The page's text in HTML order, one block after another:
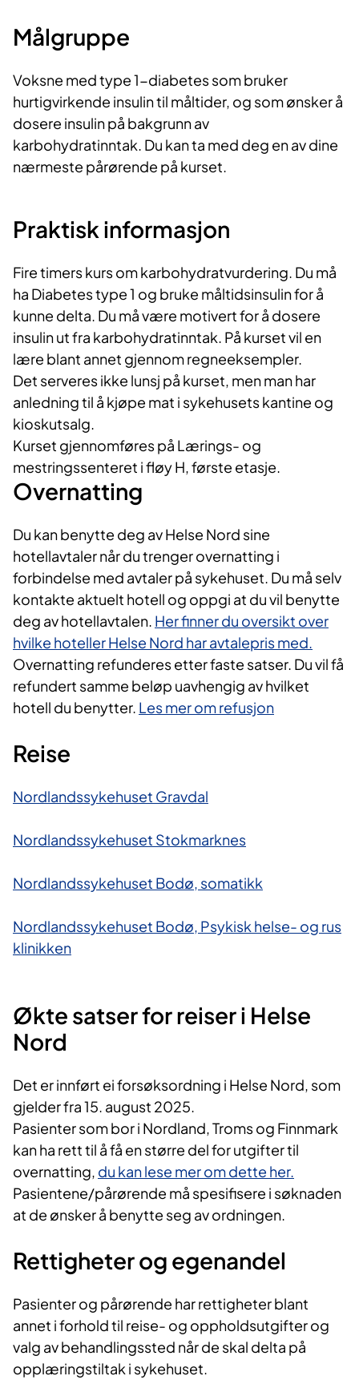
Målgruppe
Voksne med type 1-diabetes som bruker
hurtigvirkende insulin til måltider, og som ønsker å
dosere insulin på bakgrunn av
karbohydratinntak. Du kan ta med deg en av dine
nærmeste pårørende på kurset.
Praktisk informasjon
Fire timers kurs om karbohydratvurdering. Du må
ha Diabetes type 1 og bruke måltidsinsulin for å
kunne delta. Du må være motivert for å dosere
insulin ut fra karbohydratinntak. På kurset vil en
lære blant annet gjennom regneeksempler.
Det serveres ikke lunsj på kurset, men man har
anledning til å kjøpe mat i sykehusets kantine og
kioskutsalg.
Kurset gjennomføres på Lærings- og
mestringssenteret i fløy H, første etasje.
Overnatting
Du kan benytte deg av Helse Nord sine
hotellavtaler når du trenger overnatting i
forbindelse med avtaler på sykehuset. Du må selv
kontakte aktuelt hotell og oppgi at du vil benytte
deg av hotellavtalen. Her finner du oversikt over
hvilke hoteller Helse Nord har avtalepris med.
Overnatting refunderes etter faste satser. Du vil få
refundert samme beløp uavhengig av hvilket
hotell du benytter. Les mer om refusjon
Reise
Nordlandssykehuset Gravdal
Nordlandssykehuset Stokmarknes
Nordlandssykehuset Bodø, somatikk
Nordlandssykehuset Bodø, Psykisk helse- og rus​
klinikken
Økte satser for reiser i Helse
Nord
Det er innført ei forsøksordning i Helse Nord, som
gjelder fra 15. august 2025.
Pasienter som bor i Nordland, Troms og Finnmark
kan ha rett til å få en større del for utgifter til
overnatting, du kan lese mer om dette her.
Pasientene/pårørende må spesifisere i søknaden
at de ønsker å benytte seg av ordningen.
Rettigheter og egenandel
Pasienter og pårørende har rettigheter blant
annet i forhold til reise- og oppholdsutgifter og
valg av behandlingssted når de skal delta på
opplæringstiltak i sykehuset.